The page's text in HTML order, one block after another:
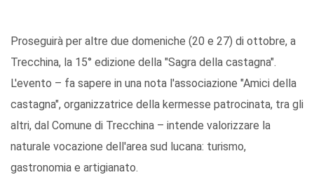
Proseguirà per altre due domeniche (20 e 27) di ottobre, a
Trecchina, la 15° edizione della "Sagra della castagna".
L'evento – fa sapere in una nota l'associazione "Amici della
castagna", organizzatrice della kermesse patrocinata, tra gli
altri, dal Comune di Trecchina – intende valorizzare la
naturale vocazione dell'area sud lucana: turismo,
gastronomia e artigianato.